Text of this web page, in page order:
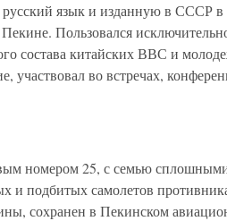
язык и изданную в СССР
Пользовался
состава китайских ВВС и
участвовал во встречах,
номером 25, с семью
и подбитых самолетов
сохранен в Пекинском